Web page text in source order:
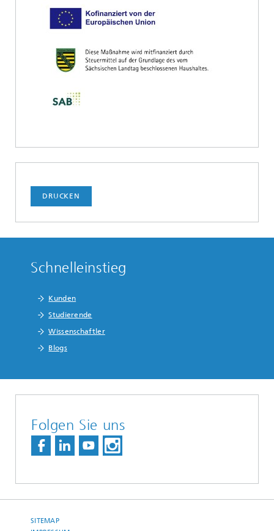
DRUCKEN
Schnelleinstieg
Kunden
Studierende
Wissenschaftler
Blogs
Folgen Sie uns
SITEMAP